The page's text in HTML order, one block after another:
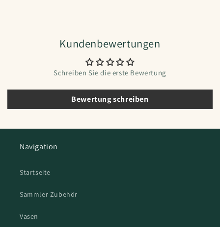
Kundenbewertungen
Schreiben Sie die erste Bewertung
Bewertung schreiben
Navigation
Startseite
Sammler Zubehör
Vasen